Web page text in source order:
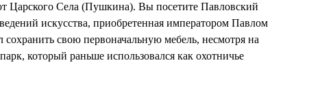
Царского Села (Пушкина). Вы посетите Павловский
искусства, приобретенная императором Павлом
свою первоначальную мебель, несмотря на
который раньше использовался как охотничье